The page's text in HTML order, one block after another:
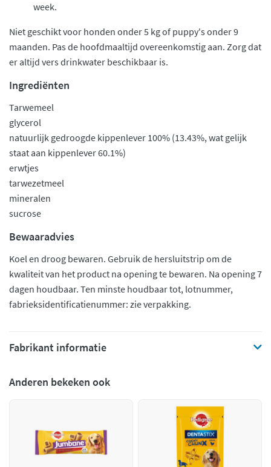
week.
Niet geschikt voor honden onder 5 kg of puppy's onder 9
maanden. Pas de hoofdmaaltijd overeenkomstig aan. Zorg dat
er altijd vers drinkwater beschikbaar is.
Ingrediënten
Tarwemeel
glycerol
natuurlijk gedroogde kippenlever 100% (13.43%, wat gelijk
staat aan kippenlever 60.1%)
erwtjes
tarwezetmeel
mineralen
sucrose
Bewaaradvies
Koel en droog bewaren. Gebruik de hersluitstrip om de
kwaliteit van het product na opening te bewaren. Na opening 7
dagen houdbaar. Ten minste houdbaar tot, lotnummer,
fabrieksidentificatienummer: zie verpakking.
Fabrikant informatie
Anderen bekeken ook